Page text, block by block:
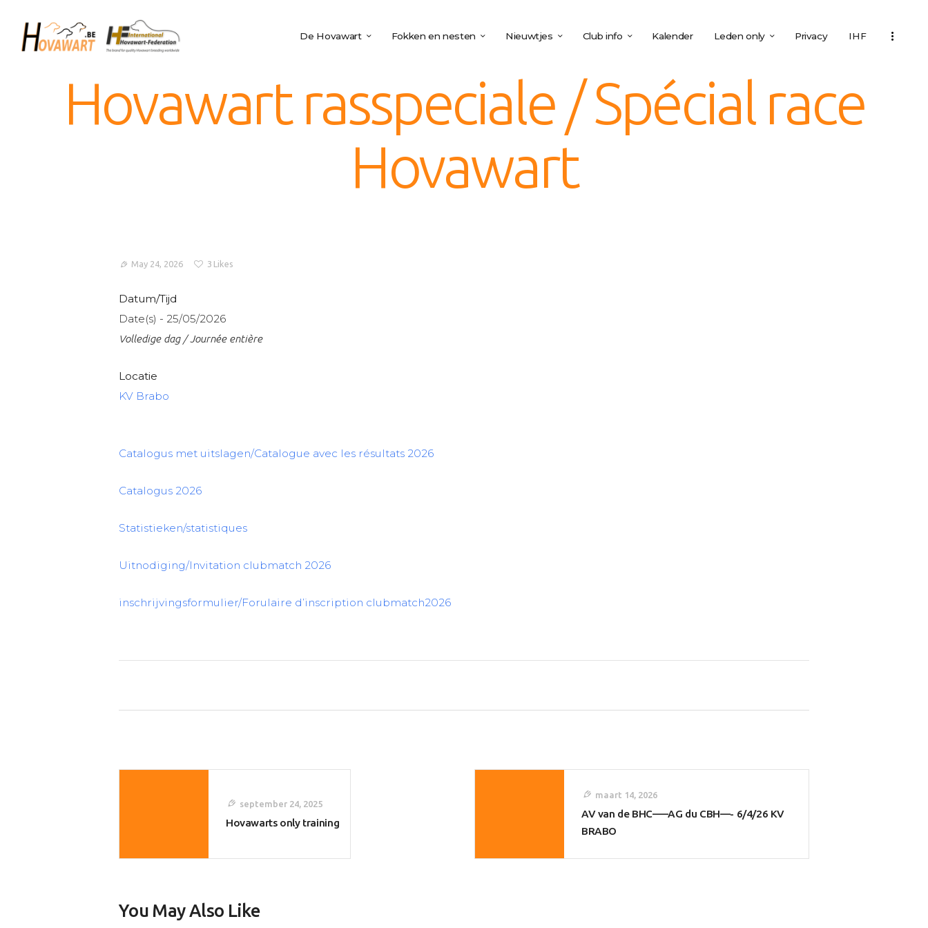
De Hovawart Fokken en nesten Nieuwtjes Club info Kalender Leden only Privacy IHF
Hovawart rasspeciale / Spécial race
Hovawart
Hovawart
Belgische Hovawart Club
Fokken en nesten
Nieuwtjes
Club info
Kalender
Leden only
May 24, 2026 3 Likes
Datum/Tijd
Date(s) - 25/05/2026
Volledige dag / Journée entière
Locatie
KV Brabo
Catalogus met uitslagen/Catalogue avec les résultats 2026
Catalogus 2026
Statistieken/statistiques
Uitnodiging/Invitation clubmatch 2026
inschrijvingsformulier/Forulaire d’inscription clubmatch2026
september 24, 2025
Hovawarts only training
maart 14, 2026
AV van de BHC—–AG du CBH—- 6/4/26 KV
BRABO
You May Also Like